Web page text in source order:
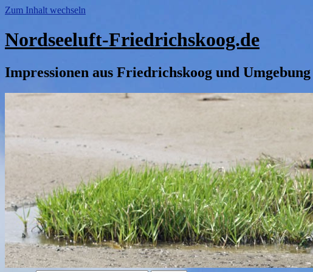
Zum Inhalt wechseln
Nordseeluft-Friedrichskoog.de
Impressionen aus Friedrichskoog und Umgebung